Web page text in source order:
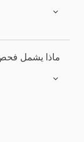
ماذا يشمل فحص